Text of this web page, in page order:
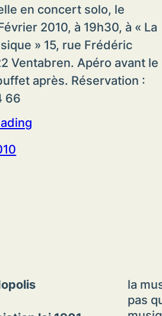
en concert solo, le
2010, à 19h30, à « La
» 15, rue Frédéric
Ventabren. Apéro avant le
après. Réservation :
66
la
pas